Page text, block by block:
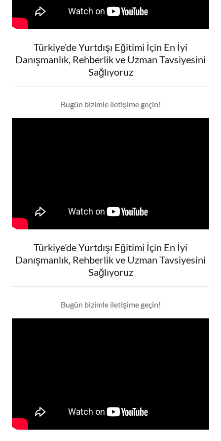
Türkiye’de Yurtdışı Eğitimi İçin En İyi
Danışmanlık, Rehberlik ve Uzman Tavsiyesini
Sağlıyoruz
Bugün bizimle iletişime geçin!
Türkiye’de Yurtdışı Eğitimi İçin En İyi
Danışmanlık, Rehberlik ve Uzman Tavsiyesini
Sağlıyoruz
Bugün bizimle iletişime geçin!